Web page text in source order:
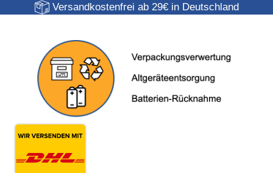
Versandkostenfrei ab 29€ in Deutschland